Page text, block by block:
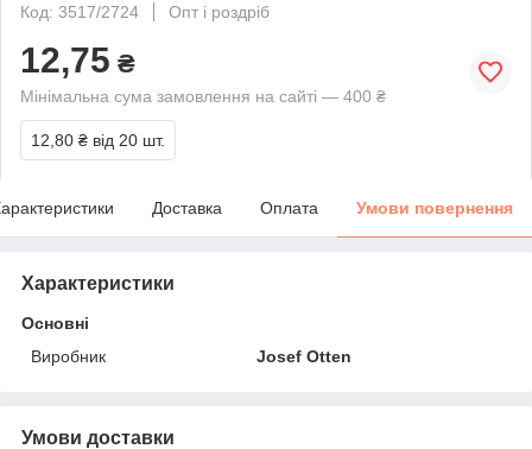
Код: 3517/2724
Опт і роздріб
12,75 ₴
Мінімальна сума замовлення на сайті — 400 ₴
12,80 ₴ від 20 шт.
Доставка Оплата Умови повернення
Характеристики
Основні
Виробник
Josef Otten
Умови доставки